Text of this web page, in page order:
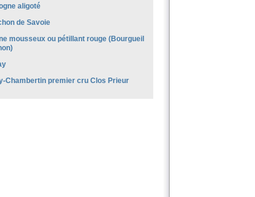
aligoté
de Savoie
mousseux ou pétillant rouge (Bourgueil
Chambertin premier cru Clos Prieur